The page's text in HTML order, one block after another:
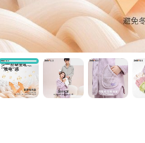
居家、家具與園藝
玩具、模型與公仔
男性精品與服飾
女裝與服飾配件